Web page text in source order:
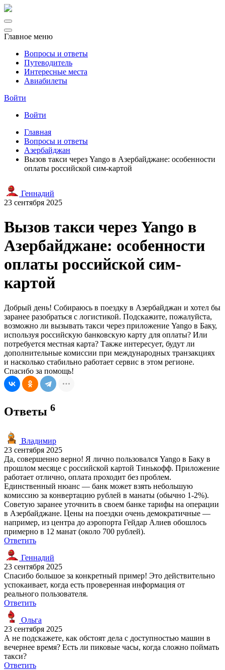
Главное меню
Вопросы и ответы
Путеводитель
Интересные места
Авиабилеты
Войти
Войти
Главная
Вопросы и ответы
Азербайджан
Вызов такси через Yango в Азербайджане: особенности
оплаты российской сим-картой
Геннадий
23 сентября 2025
Вызов такси через Yango в
Азербайджане: особенности
оплаты российской сим-
картой
Добрый день! Собираюсь в поездку в Азербайджан и хотел бы
заранее разобраться с логистикой. Подскажите, пожалуйста,
возможно ли вызывать такси через приложение Yango в Баку,
используя российскую банковскую карту для оплаты? Или
потребуется местная карта? Также интересует, будут ли
дополнительные комиссии при международных транзакциях
и насколько стабильно работает сервис в этом регионе.
Спасибо за помощь!
Ответы 6
Владимир
23 сентября 2025
Да, совершенно верно! Я лично пользовался Yango в Баку в
прошлом месяце с российской картой Тинькофф. Приложение
работает отлично, оплата проходит без проблем.
Единственный нюанс — банк может взять небольшую
комиссию за конвертацию рублей в манаты (обычно 1-2%).
Советую заранее уточнить в своем банке тарифы на операции
в Азербайджане. Цены на поездки очень демократичные —
например, из центра до аэропорта Гейдар Алиев обошлось
примерно в 12 манат (около 700 рублей).
Ответить
Геннадий
23 сентября 2025
Спасибо большое за конкретный пример! Это действительно
успокаивает, когда есть проверенная информация от
реального пользователя.
Ответить
Ольга
23 сентября 2025
А не подскажете, как обстоят дела с доступностью машин в
вечернее время? Есть ли пиковые часы, когда сложно поймать
такси?
Ответить